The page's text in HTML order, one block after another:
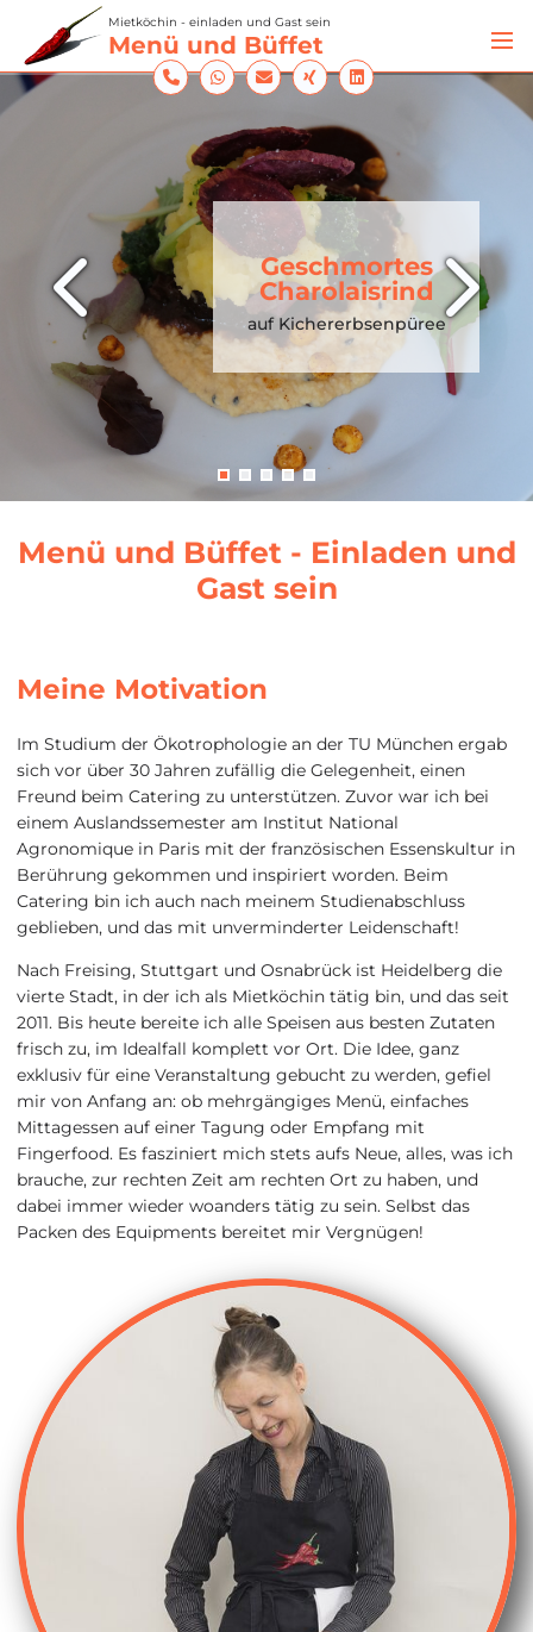
Mietköchin - einladen und Gast sein
Menü und Büffet
Geschmortes
Charolaisrind
auf Kichererbsenpüree
Menü und Büffet - Einladen und
Gast sein
Meine Motivation
Im Studium der Ökotrophologie an der TU München ergab
sich vor über 30 Jahren zufällig die Gelegenheit, einen
Freund beim Catering zu unterstützen. Zuvor war ich bei
einem Auslandssemester am Institut National
Agronomique in Paris mit der französischen Essenskultur in
Berührung gekommen und inspiriert worden. Beim
Catering bin ich auch nach meinem Studienabschluss
geblieben, und das mit unverminderter Leidenschaft!
Nach Freising, Stuttgart und Osnabrück ist Heidelberg die
vierte Stadt, in der ich als Mietköchin tätig bin, und das seit
2011. Bis heute bereite ich alle Speisen aus besten Zutaten
frisch zu, im Idealfall komplett vor Ort. Die Idee, ganz
exklusiv für eine Veranstaltung gebucht zu werden, gefiel
mir von Anfang an: ob mehrgängiges Menü, einfaches
Mittagessen auf einer Tagung oder Empfang mit
Fingerfood. Es fasziniert mich stets aufs Neue, alles, was ich
brauche, zur rechten Zeit am rechten Ort zu haben, und
dabei immer wieder woanders tätig zu sein. Selbst das
Packen des Equipments bereitet mir Vergnügen!